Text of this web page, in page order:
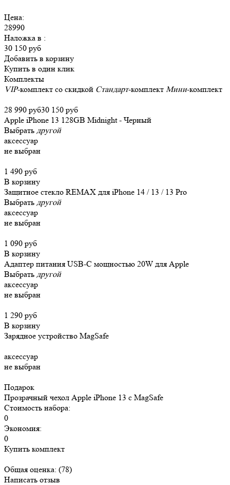
Цена:
28990
Наложка в :
30 150 руб
Добавить в корзину
Купить в один клик
Комплекты
VIP-комплект со скидкой Стандарт-комплект Мини-комплект
28 990 руб30 150 руб
Apple iPhone 13 128GB Midnight - Черный
Выбрать другой
аксессуар
не выбран
1 490 руб
В корзину
Защитное стекло REMAX для iPhone 14 / 13 / 13 Pro
Выбрать другой
аксессуар
не выбран
1 090 руб
В корзину
Адаптер питания USB-C мощностью 20W для Apple
Выбрать другой
аксессуар
не выбран
1 290 руб
В корзину
Зарядное устройство MagSafe
аксессуар
не выбран
Подарок
Прозрачный чехол Apple iPhone 13 c MagSafe
Стоимость набора:
0
Экономия:
0
Купить комплект
Общая оценка: (78)
Написать отзыв